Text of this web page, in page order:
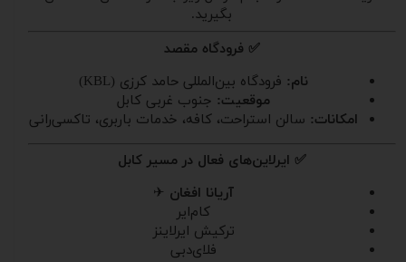
بگیرید.
✅ فرودگاه مقصد
نام: فرودگاه بین‌المللی حامد کرزی (KBL)
موقعیت: جنوب غربی کابل
امکانات: سالن استراحت، کافه، خدمات باربری، تاکسی‌رانی
✅ ایرلاین‌های فعال در مسیر کابل
آریانا افغان ✈
کام‌ایر
ترکیش ایرلاینز
فلای‌دبی